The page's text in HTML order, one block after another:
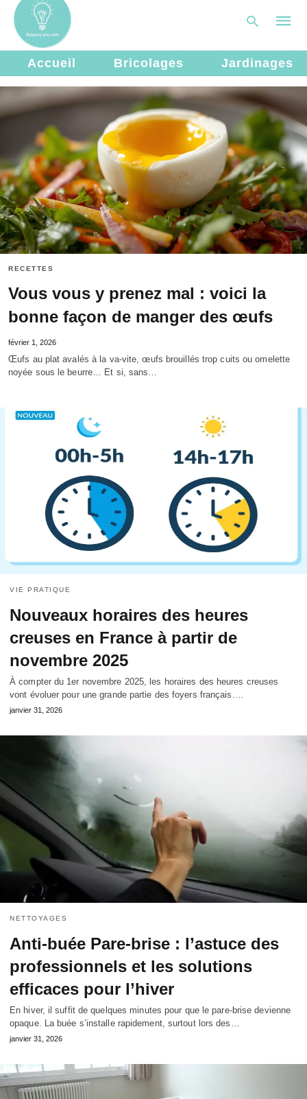
your
search
query
and
hit
enter:
Accueil Bricolages Jardinages
RECETTES
Vous vous y prenez mal : voici la
bonne façon de manger des œufs
février 1, 2026
Œufs au plat avalés à la va-vite, œufs brouillés trop cuits ou omelette
noyée sous le beurre… Et si, sans…
VIE PRATIQUE
Nouveaux horaires des heures
creuses en France à partir de
novembre 2025
À compter du 1er novembre 2025, les horaires des heures creuses
vont évoluer pour une grande partie des foyers français.…
janvier 31, 2026
NETTOYAGES
Anti-buée Pare-brise : l’astuce des
professionnels et les solutions
efficaces pour l’hiver
En hiver, il suffit de quelques minutes pour que le pare‑brise devienne
opaque. La buée s’installe rapidement, surtout lors des…
janvier 31, 2026